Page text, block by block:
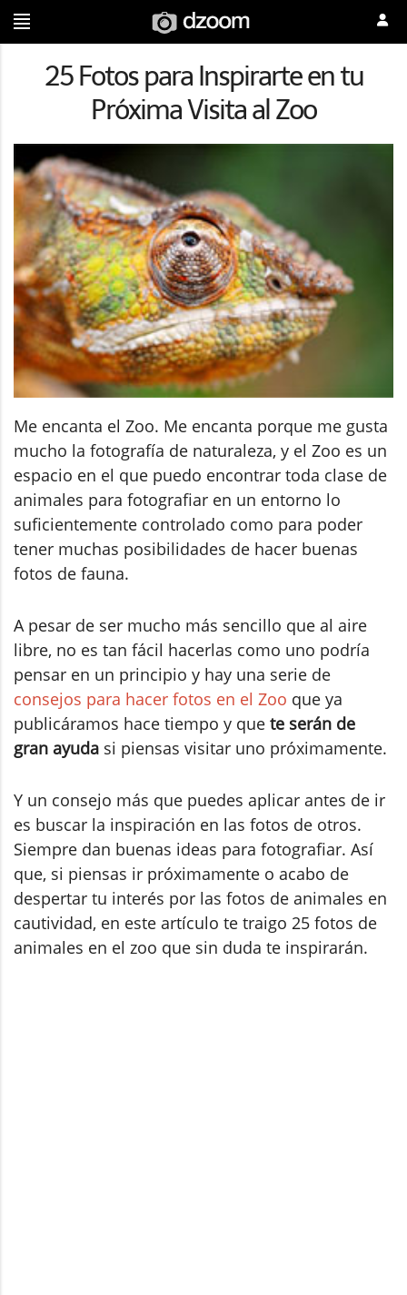
25 Fotos para Inspirarte en tu
Próxima Visita al Zoo
Me encanta el Zoo. Me encanta porque me gusta
mucho la fotografía de naturaleza, y el Zoo es un
espacio en el que puedo encontrar toda clase de
animales para fotografiar en un entorno lo
suficientemente controlado como para poder
tener muchas posibilidades de hacer buenas
fotos de fauna.
A pesar de ser mucho más sencillo que al aire
libre, no es tan fácil hacerlas como uno podría
pensar en un principio y hay una serie de
consejos para hacer fotos en el Zoo que ya
publicáramos hace tiempo y que te serán de
gran ayuda si piensas visitar uno próximamente.
Y un consejo más que puedes aplicar antes de ir
es buscar la inspiración en las fotos de otros.
Siempre dan buenas ideas para fotografiar. Así
que, si piensas ir próximamente o acabo de
despertar tu interés por las fotos de animales en
cautividad, en este artículo te traigo 25 fotos de
animales en el zoo que sin duda te inspirarán.